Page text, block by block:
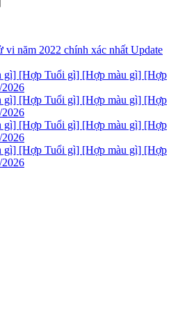
vi năm 2022 chính xác nhất Update
gì] [Hợp Tuổi gì] [Hợp màu gì] [Hợp
gì] [Hợp Tuổi gì] [Hợp màu gì] [Hợp
gì] [Hợp Tuổi gì] [Hợp màu gì] [Hợp
gì] [Hợp Tuổi gì] [Hợp màu gì] [Hợp